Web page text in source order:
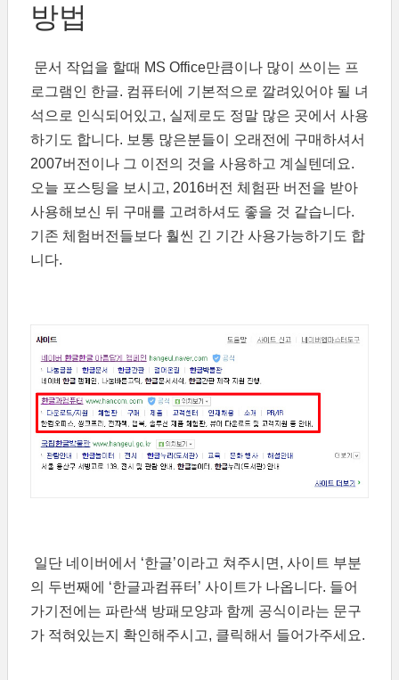
방법
문서 작업을 할때 MS Office만큼이나 많이 쓰이는 프
로그램인 한글. 컴퓨터에 기본적으로 깔려있어야 될 녀
석으로 인식되어있고, 실제로도 정말 많은 곳에서 사용
하기도 합니다. 보통 많은분들이 오래전에 구매하셔서
2007버전이나 그 이전의 것을 사용하고 계실텐데요.
오늘 포스팅을 보시고, 2016버전 체험판 버전을 받아
사용해보신 뒤 구매를 고려하셔도 좋을 것 같습니다.
기존 체험버전들보다 훨씬 긴 기간 사용가능하기도 합
니다.
일단 네이버에서 ‘한글’이라고 쳐주시면, 사이트 부분
의 두번째에 ‘한글과컴퓨터’ 사이트가 나옵니다. 들어
가기전에는 파란색 방패모양과 함께 공식이라는 문구
가 적혀있는지 확인해주시고, 클릭해서 들어가주세요.